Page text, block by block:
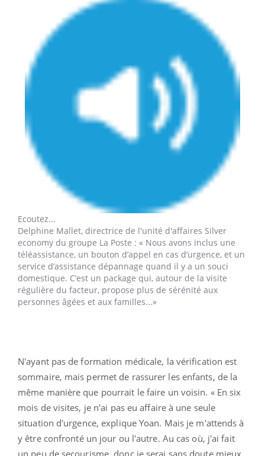
Ecoutez...
Delphine Mallet, directrice de l'unité d'affaires Silver
economy du groupe La Poste : « Nous avons inclus une
téléassistance, un bouton d’appel en cas d’urgence, et un
service d’assistance dépannage quand il y a un souci
domestique. C’est un package qui, autour de la visite
régulière du facteur, propose plus de sérénité aux
personnes âgées et aux familles...»
N'ayant pas de formation médicale, la vérification est
sommaire, mais permet de rassurer les enfants, de la
même manière que pourrait le faire un voisin. « En six
mois de visites, je n'ai pas eu affaire à une seule
situation d'urgence, explique Yoan. Mais je m'attends à
y être confronté un jour ou l'autre. Au cas où, j'ai fait
un peu de secourisme, donc je serai sans doute mieux